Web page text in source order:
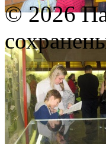
© 2026